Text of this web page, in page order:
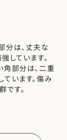
分は、丈夫な
しています。
角部分は、二重
います。傷み
です。